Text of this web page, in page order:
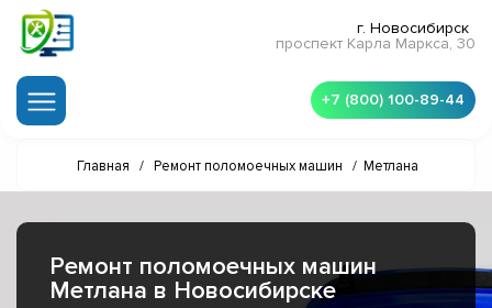
г. Новосибирск
проспект Карла Маркса, 30
+7 (800) 100-89-44
Главная / Ремонт поломоечных машин / Метлана
Ремонт поломоечных машин
Метлана в Новосибирске